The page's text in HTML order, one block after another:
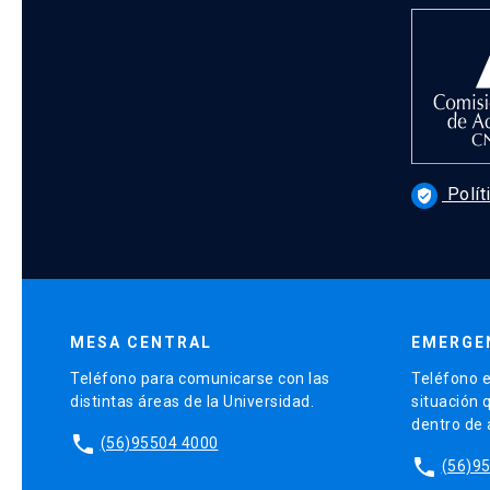
verified_user
MESA CENTRAL
Teléfono para comunicarse con las
distintas áreas de la Universidad.
phone (56)95504 4000
Teléfono
situación
dentro de
phone